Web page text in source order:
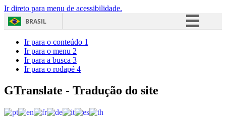
Ir direto para menu de acessibilidade.
BRASIL
Acesso à informação
Ir para o conteúdo 1
Ir para o menu 2
Ir para a busca 3
Ir para o rodapé 4
GTranslate - Tradução do site